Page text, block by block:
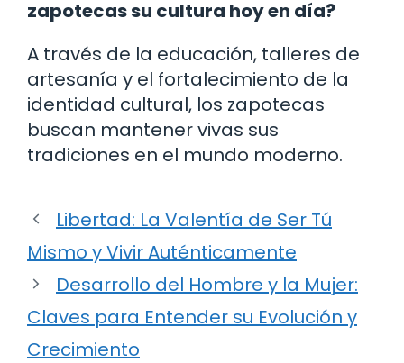
zapotecas su cultura hoy en día?
A través de la educación, talleres de
artesanía y el fortalecimiento de la
identidad cultural, los zapotecas
buscan mantener vivas sus
tradiciones en el mundo moderno.
Libertad: La Valentía de Ser Tú
Mismo y Vivir Auténticamente
Desarrollo del Hombre y la Mujer:
Claves para Entender su Evolución y
Crecimiento